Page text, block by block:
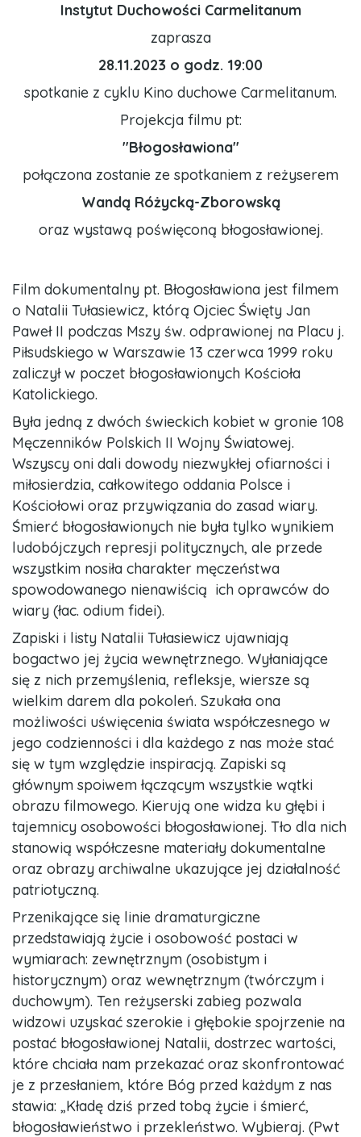
Instytut Duchowości Carmelitanum
zaprasza
28.11.2023 o godz. 19:00
spotkanie z cyklu Kino duchowe Carmelitanum.
Projekcja filmu pt:
"Błogosławiona"
połączona zostanie ze spotkaniem z reżyserem
Wandą Różycką-Zborowską
oraz wystawą poświęconą błogosławionej.
Film dokumentalny pt. Błogosławiona jest filmem
o Natalii Tułasiewicz, którą Ojciec Święty Jan
Paweł II podczas Mszy św. odprawionej na Placu j.
Piłsudskiego w Warszawie 13 czerwca 1999 roku
zaliczył w poczet błogosławionych Kościoła
Katolickiego.
Była jedną z dwóch świeckich kobiet w gronie 108
Męczenników Polskich II Wojny Światowej.
Wszyscy oni dali dowody niezwykłej ofiarności i
miłosierdzia, całkowitego oddania Polsce i
Kościołowi oraz przywiązania do zasad wiary.
Śmierć błogosławionych nie była tylko wynikiem
ludobójczych represji politycznych, ale przede
wszystkim nosiła charakter męczeństwa
spowodowanego nienawiścią ich oprawców do
wiary (łac. odium fidei).
Zapiski i listy Natalii Tułasiewicz ujawniają
bogactwo jej życia wewnętrznego. Wyłaniające
się z nich przemyślenia, refleksje, wiersze są
wielkim darem dla pokoleń. Szukała ona
możliwości uświęcenia świata współczesnego w
jego codzienności i dla każdego z nas może stać
się w tym względzie inspiracją. Zapiski są
głównym spoiwem łączącym wszystkie wątki
obrazu filmowego. Kierują one widza ku głębi i
tajemnicy osobowości błogosławionej. Tło dla nich
stanowią współczesne materiały dokumentalne
oraz obrazy archiwalne ukazujące jej działalność
patriotyczną.
Przenikające się linie dramaturgiczne
przedstawiają życie i osobowość postaci w
wymiarach: zewnętrznym (osobistym i
historycznym) oraz wewnętrznym (twórczym i
duchowym). Ten reżyserski zabieg pozwala
widzowi uzyskać szerokie i głębokie spojrzenie na
postać błogosławionej Natalii, dostrzec wartości,
które chciała nam przekazać oraz skonfrontować
je z przesłaniem, które Bóg przed każdym z nas
stawia: „Kładę dziś przed tobą życie i śmierć,
błogosławieństwo i przekleństwo. Wybieraj. (Pwt